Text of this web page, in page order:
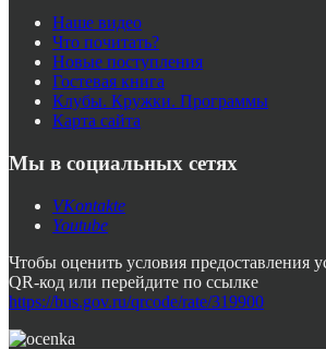
Наше видео
Что почитать?
Новые поступления
Гостевая книга
Клубы. Кружки. Программы
Карта сайта
Мы в социальных сетях
VKontakte
Youtube
Чтобы оценить условия предоставления
QR-код или перейдите по ссылке
https://bus.gov.ru/qrcode/rate/319900